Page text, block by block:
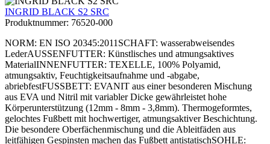
INGRID BLACK S2 SRC
Produktnummer: 76520-000
NORM: EN ISO 20345:2011SCHAFT: wasserabweisendes
LederAUSSENFUTTER: Künstlisches und atmungsaktives
MaterialINNENFUTTER: TEXELLE, 100% Polyamid,
atmungsaktiv, Feuchtigkeitsaufnahme und -abgabe,
abriebfestFUSSBETT: EVANIT aus einer besonderen Mischung
aus EVA und Nitril mit variabler Dicke gewährleistet hohe
Körperunterstützung (12mm - 8mm - 3,8mm). Thermogeformtes,
gelochtes Fußbett mit hochwertiger, atmungsaktiver Beschichtung.
Die besondere Oberfächenmischung und die Ableitfäden aus
leitfähigen Gespinsten machen das Fußbett antistatischSOHLE: